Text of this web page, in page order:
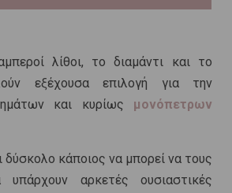
λίθοι, το διαμάντι και το
εξέχουσα επιλογή για την
και κυρίως μονόπετρων
δύσκολο κάποιος να μπορεί να τους
υπάρχουν αρκετές ουσιαστικές